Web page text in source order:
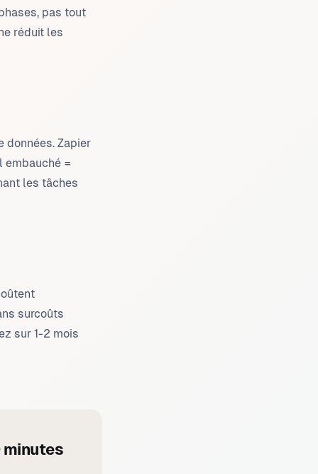
pas tout
réduit les
données. Zapier
embauché =
les tâches
surcoûts
sur 1-2 mois
minutes